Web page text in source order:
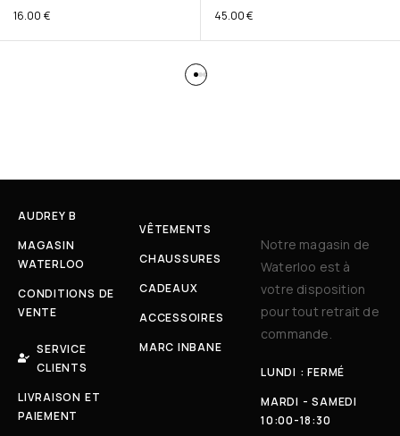
16.00 € 45.00€
AUDREY B
MAGASIN
WATERLOO
CONDITIONS DE
VENTE
SERVICE
CLIENTS
LIVRAISON ET
PAIEMENT
VÊTEMENTS
CHAUSSURES
CADEAUX
ACCESSOIRES
MARC INBANE
Notre magasin de
Waterloo est à
votre disposition
pour tout retrait de
commande.
LUNDI : FERMÉ
MARDI - SAMEDI
10:00-18:30